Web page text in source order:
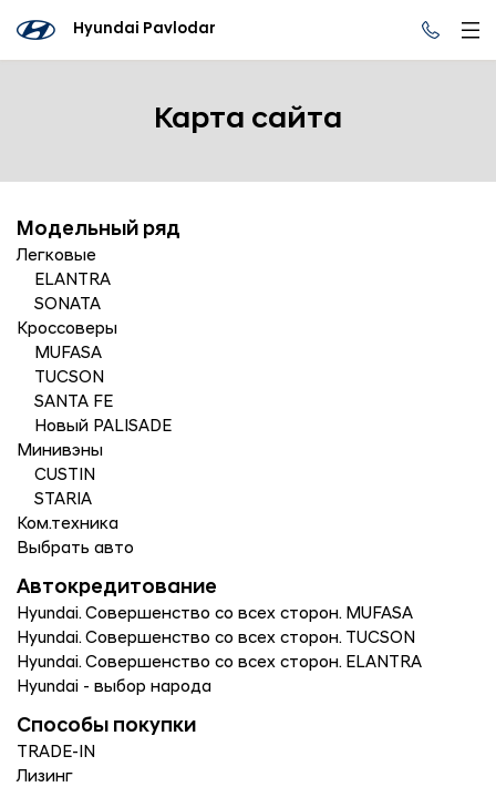
Hyundai Pavlodar
Карта сайта
Модельный ряд
Легковые
ELANTRA
SONATA
Кроссоверы
MUFASA
TUCSON
SANTA FE
Новый PALISADE
Минивэны
CUSTIN
STARIA
Ком.техника
Выбрать авто
Автокредитование
Hyundai. Совершенство со всех сторон. MUFASA
Hyundai. Совершенство со всех сторон. TUCSON
Hyundai. Совершенство со всех сторон. ELANTRA
Hyundai - выбор народа
Способы покупки
TRADE-IN
Лизинг